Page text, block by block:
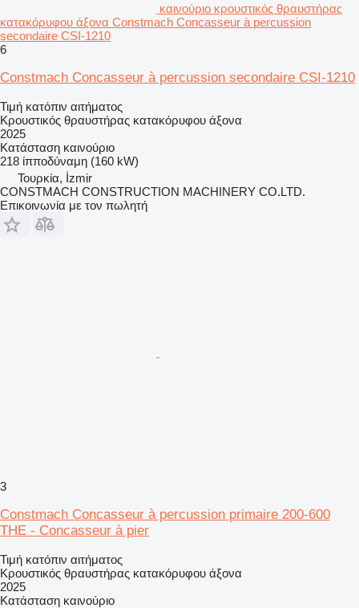
καινούριο κρουστικός θραυστήρας
κατακόρυφου άξονα Constmach Concasseur à percussion
secondaire CSI-1210
6
Constmach Concasseur à percussion secondaire CSI-1210
Τιμή κατόπιν αιτήματος
Κρουστικός θραυστήρας κατακόρυφου άξονα
2025
Κατάσταση καινούριο
218 ίπποδύναμη (160 kW)
Τουρκία, İzmir
CONSTMACH CONSTRUCTION MACHINERY CO.LTD.
Επικοινωνία με τον πωλητή
3
Constmach Concasseur à percussion primaire 200-600
THE - Concasseur à pier
Τιμή κατόπιν αιτήματος
Κρουστικός θραυστήρας κατακόρυφου άξονα
2025
Κατάσταση καινούριο